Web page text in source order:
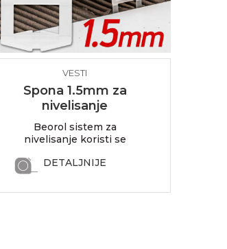
VESTI
Spona 1.5mm za
nivelisanje
pločica
Beorol sistem za
nivelisanje koristi se
keramičarima
DETALJNIJE